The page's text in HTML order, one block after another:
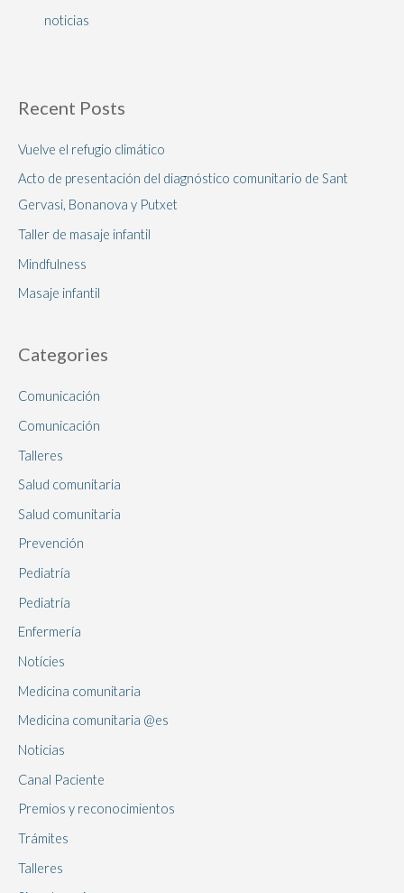
noticias
Recent Posts
Vuelve el refugio climático
Acto de presentación del diagnóstico comunitario de Sant
Gervasi, Bonanova y Putxet
Taller de masaje infantil
Mindfulness
Masaje infantil
Categories
Comunicación
Comunicación
Talleres
Salud comunitaria
Salud comunitaria
Prevención
Pediatría
Pediatría
Enfermería
Notícies
Medicina comunitaria
Medicina comunitaria @es
Noticias
Canal Paciente
Premios y reconocimientos
Trámites
Talleres